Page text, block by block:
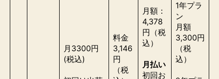
月3300円
(税込)
料金
3,146
円
（税
月額：
4,378
円（税
込）
月払い
初回お
1年プラ
ン
月額
3,300円
（税
込）